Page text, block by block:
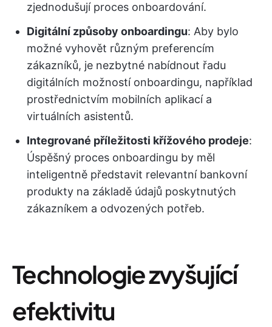
zjednodušují proces onboardování.
Digitální způsoby onboardingu: Aby bylo
možné vyhovět různým preferencím
zákazníků, je nezbytné nabídnout řadu
digitálních možností onboardingu, například
prostřednictvím mobilních aplikací a
virtuálních asistentů.
Integrované příležitosti křížového prodeje:
Úspěšný proces onboardingu by měl
inteligentně představit relevantní bankovní
produkty na základě údajů poskytnutých
zákazníkem a odvozených potřeb.
Technologie zvyšující
efektivitu